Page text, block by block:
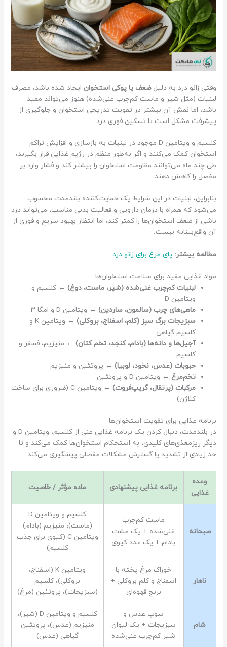
وقتی زانو درد به دلیلضعف یا پوکی استخوان ایجاد شده باشد، مصرف
لبنیات (مثل شیر و ماست کم‌چرب غنی‌شده) هنوز می‌تواند مفید
باشد، اما نقش آن بیشتر در تقویت تدریجی استخوان و جلوگیری از
پیشرفت مشکل است تا تسکین فوری درد.
کلسیم و ویتامین D موجود در لبنیات به بازسازی و افزایش تراکم
استخوان کمک می‌کنند و اگر به‌طور منظم در رژیم غذایی قرار بگیرند،
طی چند ماه می‌توانند مقاومت استخوان را بیشتر کند و فشار وارد بر
مفصل را کاهش دهند.
بنابراین، لبنیات در این شرایط یک حمایت‌کننده بلندمدت محسوب
می‌شود که همراه با درمان دارویی و فعالیت بدنی مناسب، می‌تواند درد
ناشی از ضعف استخوان‌ها را کمتر کند، اما انتظار بهبود سریع و فوری از
آن واقع‌بینانه نیست.
مطالعه بیشتر: پای مرغ برای زانو درد
مواد غذایی مفید برای سلامت استخوان‌ها
لبنیات کم‌چرب غنی‌شده (شیر، ماست، دوغ) ← کلسیم و
ویتامین D
ماهی‌های چرب (سالمون، ساردین) ← ویتامین D و امگا ۳
سبزیجات برگ سبز (کلم، اسفناج، بروکلی)
← ویتامین K و
کلسیم گیاهی
آجیل‌ها و دانه‌ها (بادام، کنجد، تخم کتان) ← منیزیم، فسفر و
کلسیم
حبوبات (عدس، نخود، لوبیا) ← پروتئین و منیزیم
تخم‌مرغ ← ویتامین D و پروتئین
مرکبات (پرتقال، گریپ‌فروت)
← ویتامین C (ضروری برای ساخت
کلاژن)
برنامه غذایی برای تقویت استخوان‌ها
در بلندمدت، دنبال کردن یک برنامه غذایی غنی از کلسیم، ویتامین D و
دیگر ریزمغذی‌های کلیدی، به استحکام استخوان‌ها کمک می‌کند و تا
حد زیادی از تشدید یا گسترش مشکلات مفصلی پیشگیری می‌کند.
وعده
غذایی
برنامه غذایی پیشنهادی ماده مؤثر / خاصیت
صبحانه
ماست کم‌چرب
غنی‌شده + یک مشت
بادام + یک عدد کیوی
کلسیم و ویتامین D
(ماست)، منیزیم (بادام)
ویتامین C (کیوی برای جذب
کلسیم)
ناهار
خوراک مرغ پخته با
اسفناج و کلم بروکلی +
برنج قهوه‌ای
ویتامین K (اسفناج،
بروکلی)، کلسیم
(سبزیجات)، پروتئین (مرغ)
شام
سوپ عدس و
سبزیجات + یک لیوان
شیر کم‌چرب غنی‌شده
کلسیم و ویتامین D (شیر)،
منیزیم (عدس)، پروتئین
گیاهی (عدس)